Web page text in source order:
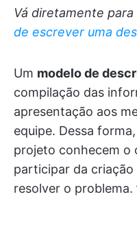
Vá diretamente para
de escrever uma
Um modelo de
compilação das
apresentação aos
equipe. Dessa
projeto conhecem o
participar da
resolver o problema.